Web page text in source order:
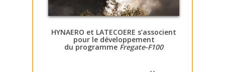
HYNAERO et LATECOERE s’associent
pour le développement
du programme Fregate-F100